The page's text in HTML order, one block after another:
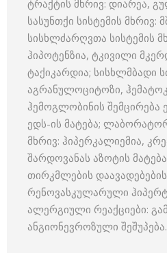
ტრაქტის მხრივ: დიარეა,
სასუნთქი სისტემის
სისხლძარღვთა სისტემის
ჰიპოტენზია, ტკივილი
ტაქიკარდია; სისხლმბადი
აგრანულოციტოზი,
ჰემოგლობინის შემცირება
ედს-ის მატება;
მხრივ: ჰიპერკალიემია,
შარდოვანას აზოტის
თირკმლების
რენოვასკულარული
ალერგიული რეაქციები:
ანგიონევროზული შეშუპება.